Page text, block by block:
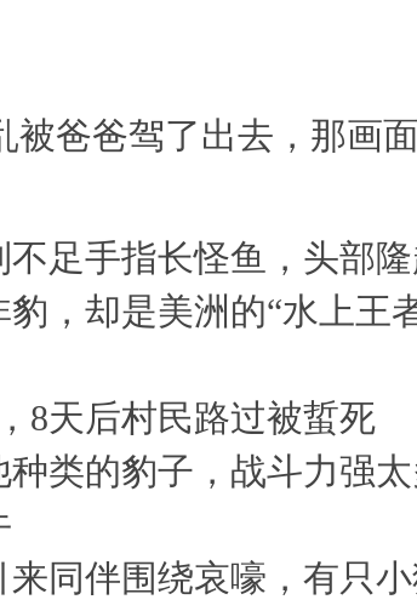
被爸爸驾了出去，那画面
足手指长怪鱼，头部
，却是美洲的“水上王
8天后村民路过被蜇死
类的豹子，战斗力强太
同伴围绕哀嚎，有只